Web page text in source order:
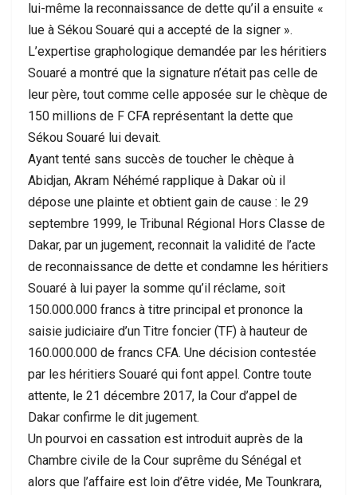
lui-même la reconnaissance de dette qu’il a ensuite «
lue à Sékou Souaré qui a accepté de la signer ».
L’expertise graphologique demandée par les héritiers
Souaré a montré que la signature n’était pas celle de
leur père, tout comme celle apposée sur le chèque de
150 millions de F CFA représentant la dette que
Sékou Souaré lui devait.
Ayant tenté sans succès de toucher le chèque à
Abidjan, Akram Néhémé rapplique à Dakar où il
dépose une plainte et obtient gain de cause : le 29
septembre 1999, le Tribunal Régional Hors Classe de
Dakar, par un jugement, reconnait la validité de l’acte
de reconnaissance de dette et condamne les héritiers
Souaré à lui payer la somme qu’il réclame, soit
150.000.000 francs à titre principal et prononce la
saisie judiciaire d’un Titre foncier (TF) à hauteur de
160.000.000 de francs CFA. Une décision contestée
par les héritiers Souaré qui font appel. Contre toute
attente, le 21 décembre 2017, la Cour d’appel de
Dakar confirme le dit jugement.
Un pourvoi en cassation est introduit auprès de la
Chambre civile de la Cour suprême du Sénégal et
alors que l’affaire est loin d’être vidée, Me Tounkrara,